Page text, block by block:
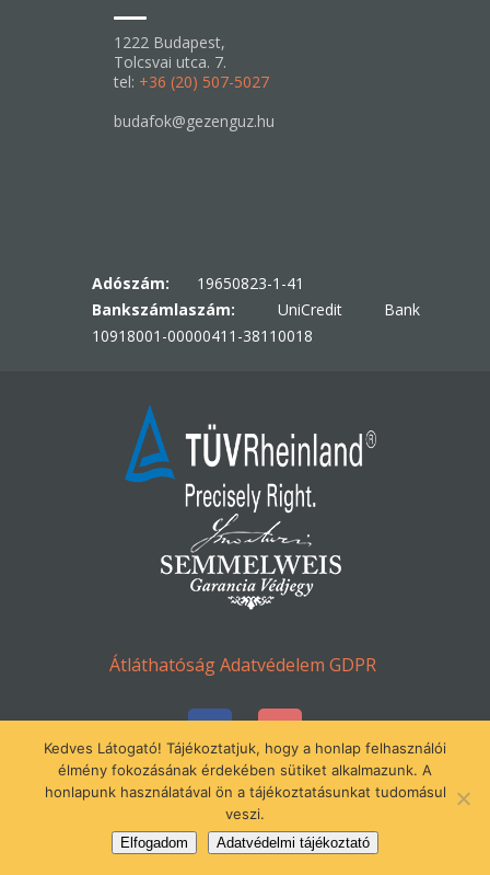
1222 Budapest,
Tolcsvai utca. 7.
tel: +36 (20) 507-5027
budafok@gezenguz.hu
Adószám: 19650823-1-41
Bankszámlaszám: UniCredit Bank
10918001-00000411-38110018
ÁtláthatóságAdatvédelem GDPR
© Minden jog fenntartva 2016-2023.
Gézengúz Alapítvány
Kedves Látogató! Tájékoztatjuk, hogy a honlap felhasználói
élmény fokozásának érdekében sütiket alkalmazunk. A
honlapunk használatával ön a tájékoztatásunkat tudomásul
veszi.
Elfogadom Adatvédelmi tájékoztató